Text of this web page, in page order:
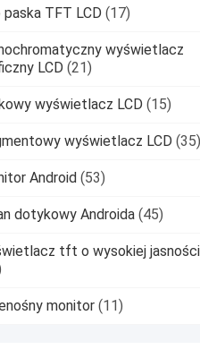
paska TFT LCD (17)
wyświetlacz
LCD (21)
wyświetlacz LCD (15)
wyświetlacz LCD (35)
Android (53)
dotykowy Androida (45)
tft o wysokiej jasności
monitor (11)